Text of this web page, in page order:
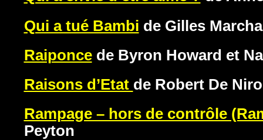
Qui a tué Bambi de Gilles
Raiponcede Byron Howard et
Raisons d’Etat de Robert De Niro
Rampage – hors de contrôle
Peyton